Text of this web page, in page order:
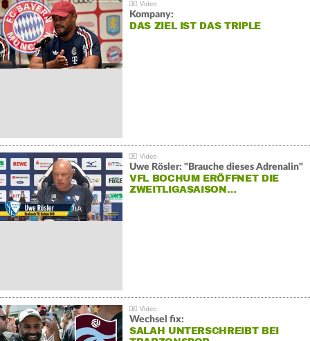
Kompany:
DAS ZIEL IST DAS TRIPLE
Uwe Rösler: "Brauche dieses Adrenalin"
VFL BOCHUM ERÖFFNET DIE
ZWEITLIGASAISON…
Wechsel fix:
SALAH UNTERSCHREIBT BEI